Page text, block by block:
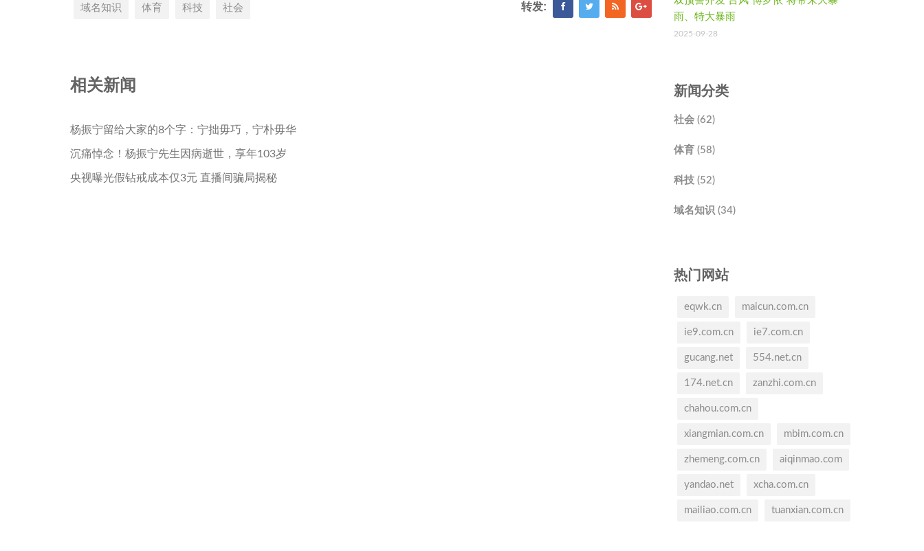
域名知识 体育 科技 社会 转发:
相关新闻
杨振宁留给大家的8个字：宁拙毋巧，宁朴毋华
沉痛悼念！杨振宁先生因病逝世，享年103岁
央视曝光假钻戒成本仅3元 直播间骗局揭秘
雨、特大暴雨
2025-09-28
新闻分类
社会 (62)
体育 (58)
科技 (52)
域名知识 (34)
热门网站
eqwk.cn maicun.com.cn
ie9.com.cn ie7.com.cn
gucang.net 554.net.cn
174.net.cn zanzhi.com.cn
chahou.com.cn
xiangmian.com.cn mbim.com.cn
zhemeng.com.cn aiqinmao.com
yandao.net xcha.com.cn
mailiao.com.cn tuanxian.com.cn